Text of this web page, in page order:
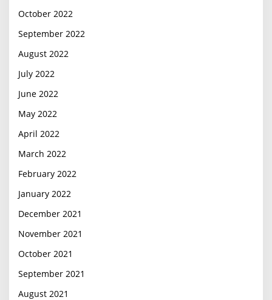
October 2022
September 2022
August 2022
July 2022
June 2022
May 2022
April 2022
March 2022
February 2022
January 2022
December 2021
November 2021
October 2021
September 2021
August 2021